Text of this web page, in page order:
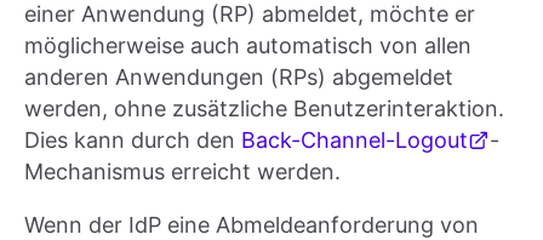
einer Anwendung (RP) abmeldet, möchte er
möglicherweise auch automatisch von allen
anderen Anwendungen (RPs) abgemeldet
werden, ohne zusätzliche Benutzerinteraktion.
Dies kann durch den Back-Channel-Logout
-
Mechanismus erreicht werden.
Wenn der IdP eine Abmeldeanforderung von